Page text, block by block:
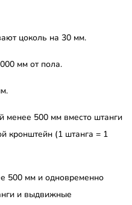
цоколь на 30 мм.
мм от пола.
менее 500 мм вместо штанги
кронштейн (1 штанга = 1
500 мм и одновременно
и выдвижные